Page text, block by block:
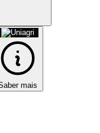
mais